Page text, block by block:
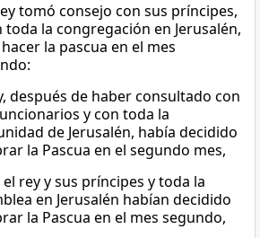
tomó consejo con sus príncipes,
toda la congregación en Jerusalén,
la pascua en el mes
después de haber consultado con
y con toda la
de Jerusalén, había decidido
la Pascua en el segundo mes,
el rey y sus príncipes y toda la
en Jerusalén habían decidido
la Pascua en el mes segundo,